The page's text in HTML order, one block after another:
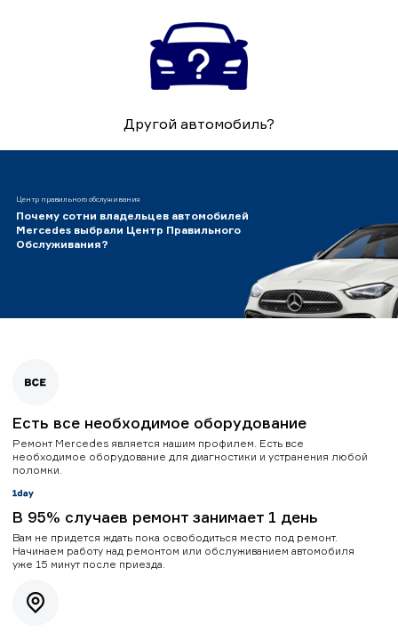
Другой автомобиль?
Центр правильного обслуживания
Почему сотни владельцев автомобилей
Mercedes выбрали Центр Правильного
Обслуживания?
Есть все необходимое оборудование
Ремонт Mercedes является нашим профилем. Есть все
необходимое оборудование для диагностики и устранения любой
поломки.
В 95% случаев ремонт занимает 1 день
Вам не придется ждать пока освободиться место под ремонт.
Начинаем работу над ремонтом или обслуживанием автомобиля
уже 15 минут после приезда.